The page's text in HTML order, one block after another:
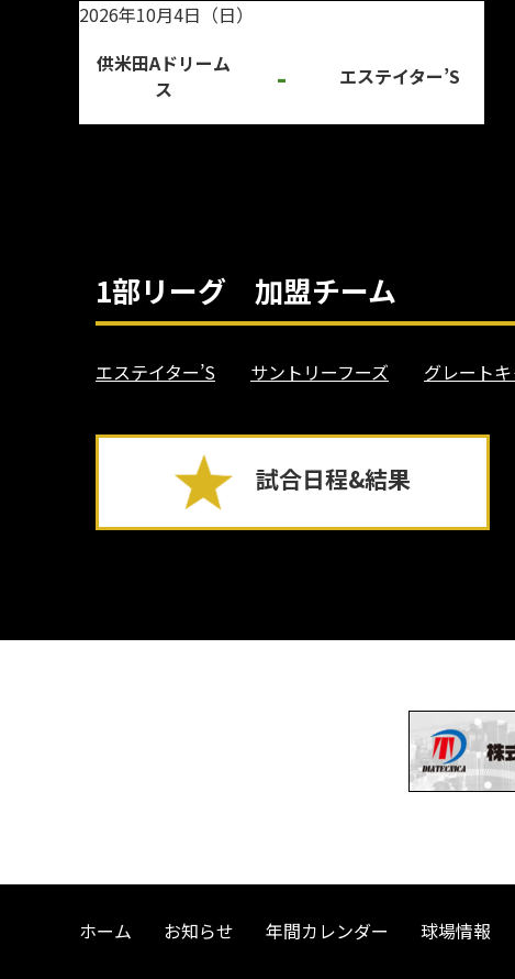
2026年10月4日（日）
供米田Aドリーム
ス
- エステイター’S
1部リーグ 加盟チーム
エステイター’S サントリーフーズ グレート
試合日程&結果
ホーム お知らせ 年間カレンダー 球場情報